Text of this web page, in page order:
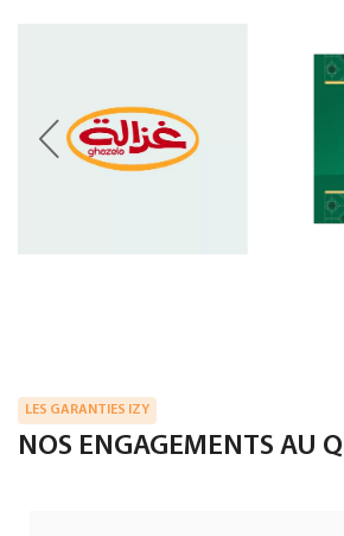
LES GARANTIES IZY
NOS ENGAGEMENTS AU